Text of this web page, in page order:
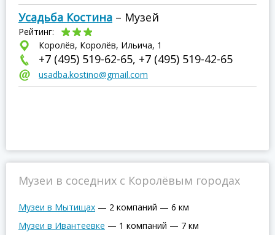
Усадьба Костина – Музей
Рейтинг:
Королёв, Королёв, Ильича, 1
+7 (495) 519-62-65, +7 (495) 519-42-65
usadba.kostino@gmail.com
Музеи в соседних с Королёвым городах
Музеи в Мытищах — 2 компаний — 6 км
Музеи в Ивантеевке — 1 компаний — 7 км